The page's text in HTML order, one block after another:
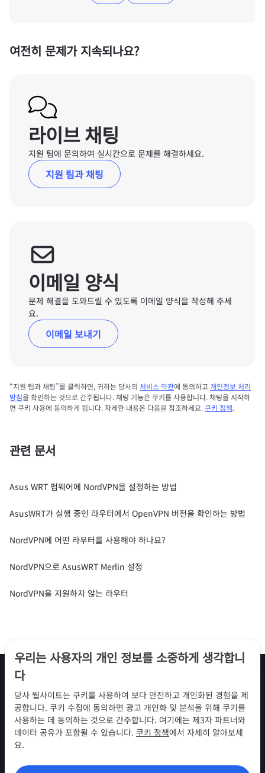
우리는 사용자의 개인 정보를 소중하게 생각합니
다
당사 웹사이트는 쿠키를 사용하여 보다 안전하고 개인화된 경험을 제
공합니다. 쿠키 수집에 동의하면 광고 개인화 및 분석을 위해 쿠키를
사용하는 데 동의하는 것으로 간주합니다. 여기에는 제3자 파트너와
데이터 공유가 포함될 수 있습니다. 쿠키 정책에서 자세히 알아보세
요.
여전히 문제가 지속되나요?
라이브 채팅
지원 팀에 문의하여 실시간으로 문제를 해결하세요.
지원 팀과 채팅
이메일 양식
문제 해결을 도와드릴 수 있도록 이메일 양식을 작성해 주세
요.
이메일 보내기
“지원 팀과 채팅”를 클릭하면, 귀하는 당사의 서비스 약관에 동의하고 개인정보 처리
방침을 확인하는 것으로 간주됩니다. 채팅 기능은 쿠키를 사용합니다. 채팅을 시작하
면 쿠키 사용에 동의하게 됩니다. 자세한 내용은 다음을 참조하세요.쿠키 정책.
관련 문서
Asus WRT 펌웨어에 NordVPN을 설정하는 방법
AsusWRT가 실행 중인 라우터에서 OpenVPN 버전을 확인하는 방법
NordVPN에 어떤 라우터를 사용해야 하나요?
NordVPN으로 AsusWRT Merlin 설정
NordVPN을 지원하지 않는 라우터
팔로우하기